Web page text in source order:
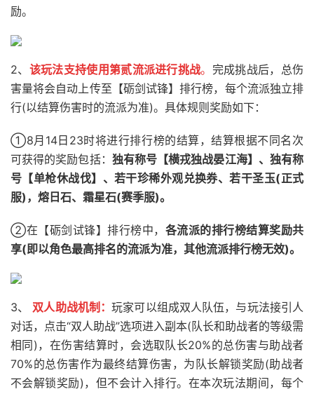
励。
2、 该玩法支持使用第贰流派进行挑战。 完成挑战后，总伤
害量将会自动上传至【砺剑试锋】排行榜，每个流派独立排
行(以结算伤害时的流派为准)。具体规则奖励如下：
①8月14日23时将进行排行榜的结算，结算根据不同名次
可获得的奖励包括： 独有称号【横戎独战晏江海】、独有称
号【单枪休战伐】、若干珍稀外观兑换券、若干圣玉(正式
服)，熔日石、霜星石(赛季服)。
②在【砺剑试锋】排行榜中， 各流派的排行榜结算奖励共
享(即以角色最高排名的流派为准，其他流派排行榜无效)。
3、 双人助战机制：玩家可以组成双人队伍，与玩法接引人
对话，点击“双人助战”选项进入副本(队长和助战者的等级需
相同)，在伤害结算时，会选取队长20%的总伤害与助战者
70%的总伤害作为最终结算伤害，为队长解锁奖励(助战者
不会解锁奖励)，但不会计入排行。在本次玩法期间，每个